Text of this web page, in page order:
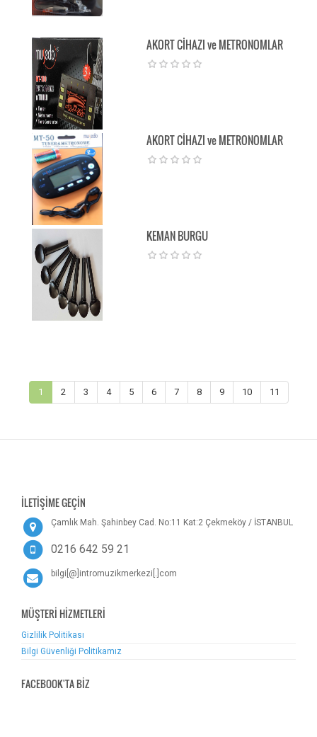
AKORT CİHAZI ve METRONOMLAR
AKORT CİHAZI ve METRONOMLAR
KEMAN BURGU
1 2 3 4 5 6 7 8 9 10 11
İLETİŞİME GEÇİN
Çamlık Mah. Şahinbey Cad. No:11 Kat:2 Çekmeköy / İSTANBUL
0216 642 59 21
bilgi[@]intromuzikmerkezi[.]com
MÜŞTERİ HİZMETLERİ
Gizlilik Politikası
Bilgi Güvenliği Politikamız
FACEBOOK'TA BİZ